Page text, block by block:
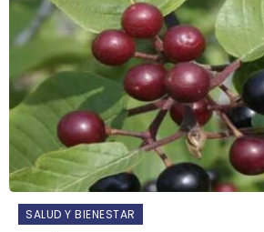
SALUD Y BIENESTAR